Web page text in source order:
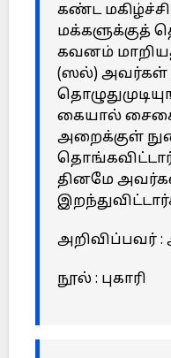
கண்ட
மக்களுக்குத்
கவனம்
(ஸல்)
கையால் சைகை
அறைக்குள்
தினமே
அறிவிப்பவர்
நூல் : புகாரி